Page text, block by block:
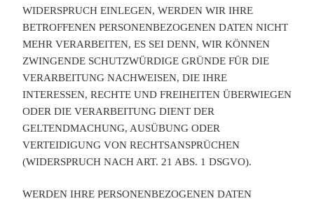
WIDERSPRUCH EINLEGEN, WERDEN WIR IHRE
BETROFFENEN PERSONENBEZOGENEN DATEN NICHT
MEHR VERARBEITEN, ES SEI DENN, WIR KÖNNEN
ZWINGENDE SCHUTZWÜRDIGE GRÜNDE FÜR DIE
VERARBEITUNG NACHWEISEN, DIE IHRE
INTERESSEN, RECHTE UND FREIHEITEN ÜBERWIEGEN
ODER DIE VERARBEITUNG DIENT DER
GELTENDMACHUNG, AUSÜBUNG ODER
VERTEIDIGUNG VON RECHTSANSPRÜCHEN
(WIDERSPRUCH NACH ART. 21 ABS. 1 DSGVO).
WERDEN IHRE PERSONENBEZOGENEN DATEN